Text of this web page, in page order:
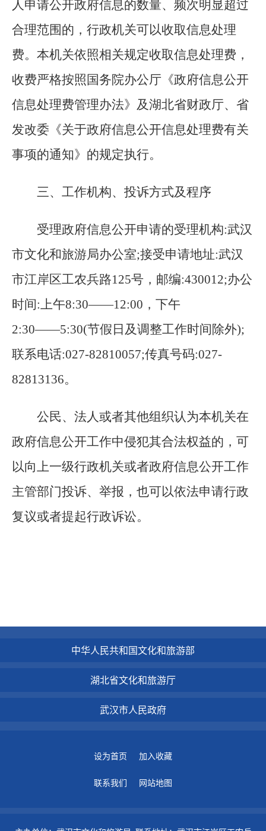
人申请公开政府信息的数量、频次明显超过
合理范围的，行政机关可以收取信息处理
费。本机关依照相关规定收取信息处理费，
收费严格按照国务院办公厅《政府信息公开
信息处理费管理办法》及湖北省财政厅、省
发改委《关于政府信息公开信息处理费有关
事项的通知》的规定执行。
三、工作机构、投诉方式及程序
受理政府信息公开申请的受理机构:武汉
市文化和旅游局办公室;接受申请地址:武汉
市江岸区工农兵路125号，邮编:430012;办公
时间:上午8:30――12:00，下午
2:30――5:30(节假日及调整工作时间除外);
联系电话:027-82810057;传真号码:027-
82813136。
公民、法人或者其他组织认为本机关在
政府信息公开工作中侵犯其合法权益的，可
以向上一级行政机关或者政府信息公开工作
主管部门投诉、举报，也可以依法申请行政
复议或者提起行政诉讼。
中华人民共和国文化和旅游部
湖北省文化和旅游厅
武汉市人民政府
设为首页 加入收藏
联系我们 网站地图